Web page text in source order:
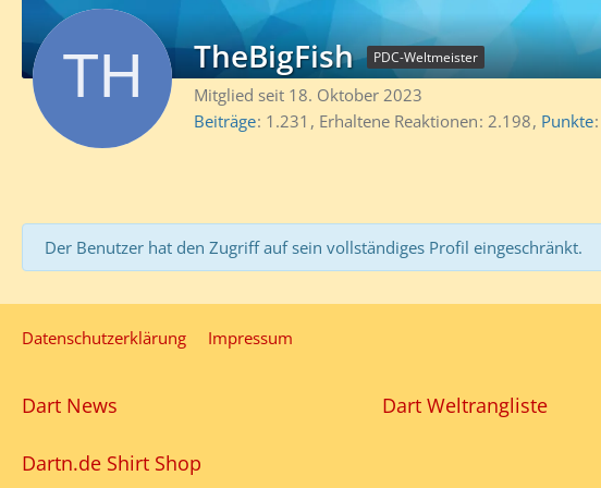
TheBigFish PDC-Weltmeister
Mitglied seit 18. Oktober 2023
Beiträge 1.231 Erhaltene Reaktionen 2.198 Punkte
Der Benutzer hat den Zugriff auf sein vollständiges Profil eingeschränkt.
Datenschutzerklärung Impressum
Dart News Dart Weltrangliste
Dartn.de Shirt Shop